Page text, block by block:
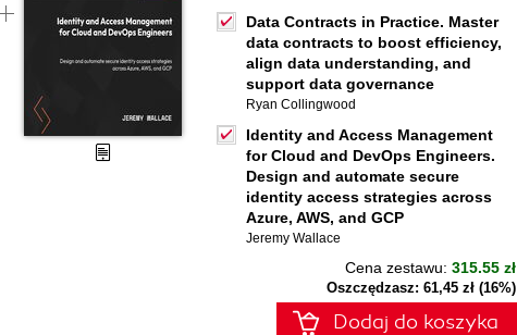
Data Contracts in Practice. Master
data contracts to boost efficiency,
align data understanding, and
support data governance
Ryan Collingwood
Identity and Access Management
for Cloud and DevOps Engineers.
Design and automate secure
identity access strategies across
Azure, AWS, and GCP
Jeremy Wallace
Cena zestawu: 315.55 zł
Oszczędzasz: 61,45 zł (16%)
Dodaj do koszyka